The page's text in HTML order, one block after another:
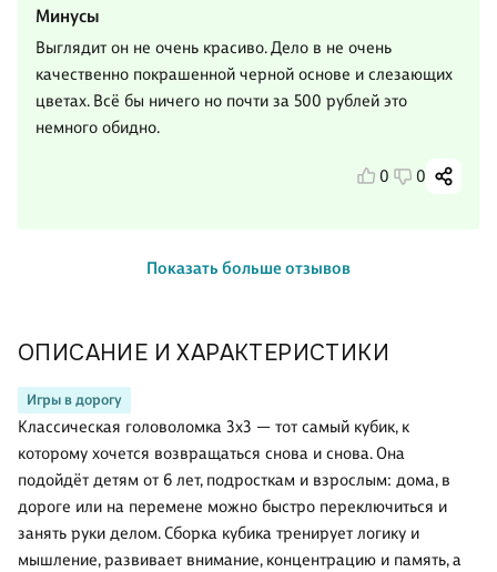
ОПИСАНИЕ И ХАРАКТЕРИСТИКИ
Игры в дорогу
Классическая головоломка 3х3 — тот самый кубик, к
которому хочется возвращаться снова и снова. Она
подойдёт детям от 6 лет, подросткам и взрослым: дома, в
дороге или на перемене можно быстро переключиться и
занять руки делом. Сборка кубика тренирует логику и
мышление, развивает внимание, концентрацию и память, а
Минусы
Выглядит он не очень красиво. Дело в не очень
качественно покрашенной черной основе и слезающих
цветах. Всё бы ничего но почти за 500 рублей это
немного обидно.
0 0
Показать больше отзывов